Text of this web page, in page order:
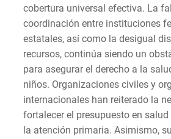
cobertura universal efectiva. La
coordinación entre instituciones
estatales, así como la desigual
recursos, continúa siendo un
para asegurar el derecho a la
niños. Organizaciones civiles y
internacionales han reiterado la
fortalecer el presupuesto en
la atención primaria. Asimismo,